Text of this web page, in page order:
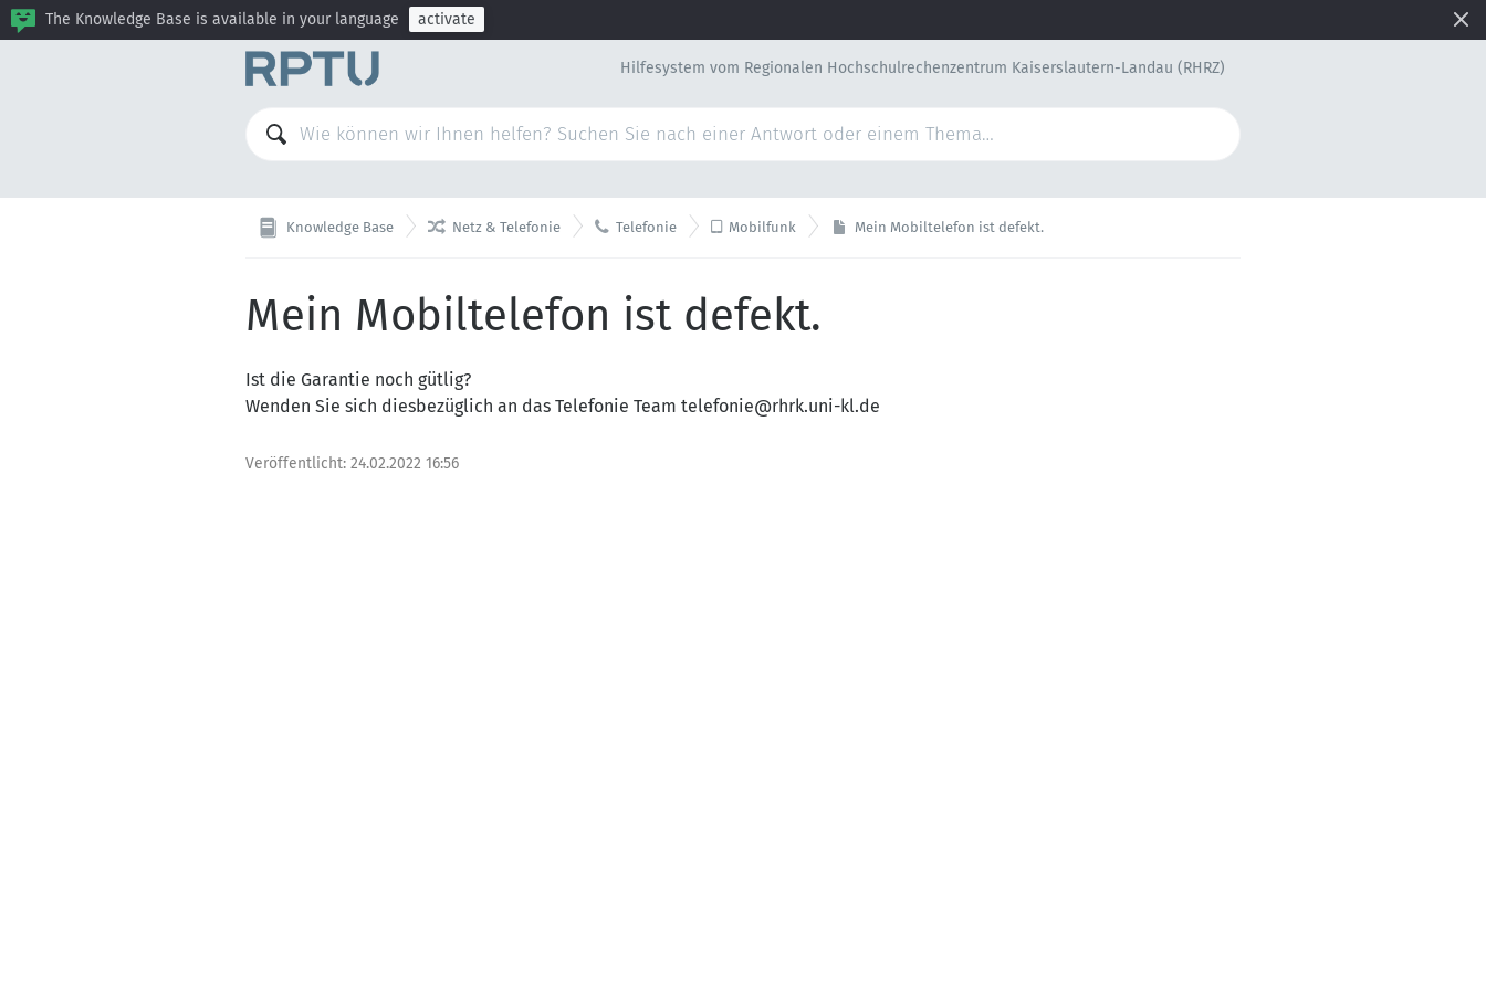
The Knowledge Base is available in your language activate
Hilfesystem vom Regionalen Hochschulrechenzentrum Kaiserslautern-Landau (RHRZ)
Knowledge Base  Netz & Telefonie  Telefonie  Mobilfunk Mein Mobiltelefon ist defekt.
Mein Mobiltelefon ist defekt.
Ist die Garantie noch gütlig?
Wenden Sie sich diesbezüglich an das Telefonie Team telefonie@rhrk.uni-kl.de
Veröffentlicht: 24.02.2022 16:56